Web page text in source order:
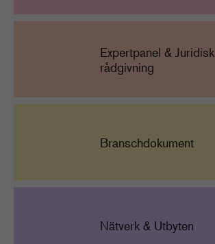
Expertpanel & Juridisk
rådgivning
Branschdokument
Nätverk & Utbyten